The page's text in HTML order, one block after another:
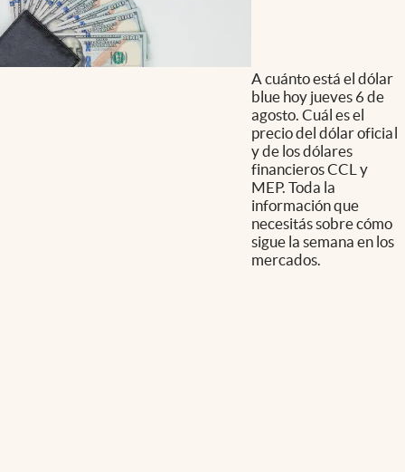
A cuánto está el dólar
blue hoy jueves 6 de
agosto. Cuál es el
precio del dólar oficial
y de los dólares
financieros CCL y
MEP. Toda la
información que
necesitás sobre cómo
sigue la semana en los
mercados.